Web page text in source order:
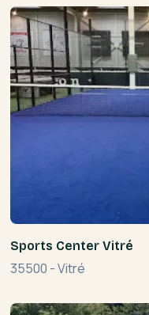
Sports Center Vitré
35500 -Vitré